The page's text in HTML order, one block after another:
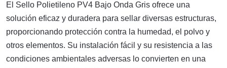
El Sello Polietileno PV4 Bajo Onda Gris ofrece una
solución eficaz y duradera para sellar diversas estructuras,
proporcionando protección contra la humedad, el polvo y
otros elementos. Su instalación fácil y su resistencia a las
condiciones ambientales adversas lo convierten en una